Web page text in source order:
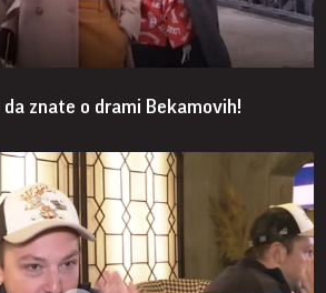
znate o drami Bekamovih!